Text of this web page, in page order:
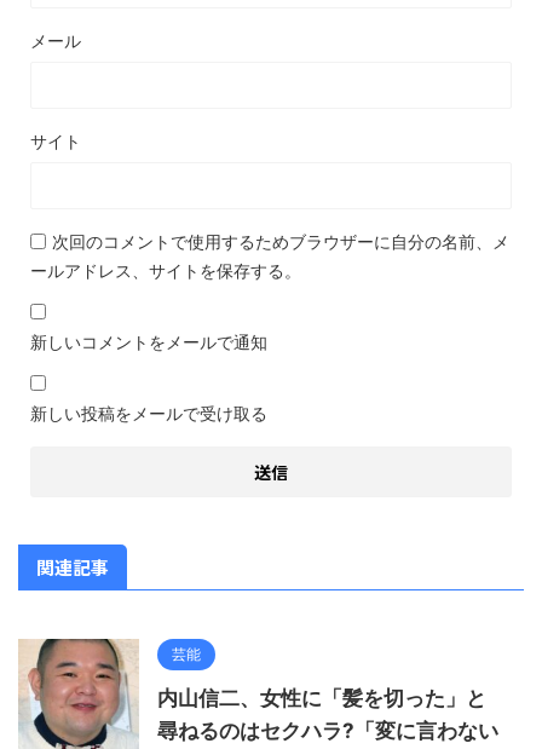
メール
サイト
次回のコメントで使用するためブラウザーに自分の名前、メ
ールアドレス、サイトを保存する。
新しいコメントをメールで通知
新しい投稿をメールで受け取る
関連記事
芸能
内山信二、女性に「髪を切った」と
尋ねるのはセクハラ?「変に言わない